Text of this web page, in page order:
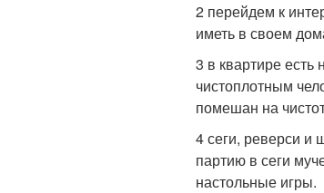
2 перейдем к
иметь в своем
3 в квартире
чистоплотным
помешан на
4 сеги, реверси и
партию в сеги
настольные игры.